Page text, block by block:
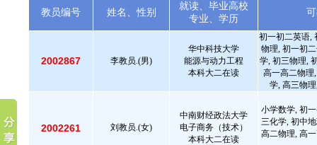
教员编号 姓名、性别
就读、毕业高校
专业、学历
2002867 李教员.(男)
华中科技大学
能源与动力工程
本科大二在读
初一初二英语,
物理, 初一初
学, 初三物理,
高一高二物理
学, 高三物
2002261 刘教员.(女)
中南财经政法大学
电子商务（技术）
本科大二在读
小学数学, 初
三化学, 初中
高二物理, 高